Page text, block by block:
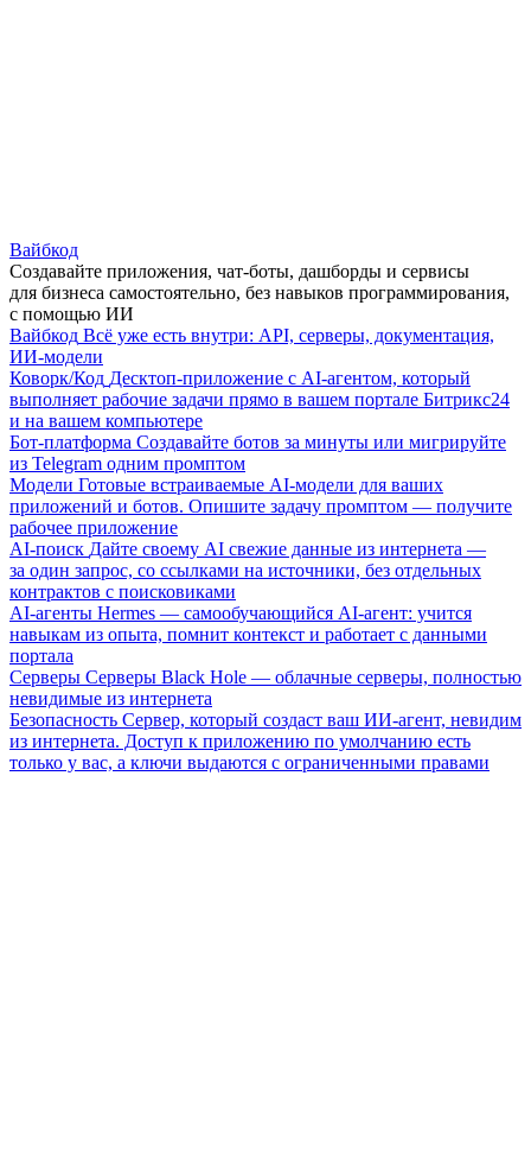
Вайбкод
Создавайте приложения, чат-боты, дашборды и сервисы
для бизнеса самостоятельно, без навыков программирования,
с помощью ИИ
Вайбкод Всё уже есть внутри: API, серверы, документация,
ИИ-модели
Коворк/Код Десктоп-приложение с AI-агентом, который
выполняет рабочие задачи прямо в вашем портале Битрикс24
и на вашем компьютере
Бот-платформа Создавайте ботов за минуты или мигрируйте
из Telegram одним промптом
Модели Готовые встраиваемые AI-модели для ваших
приложений и ботов. Опишите задачу промптом — получите
рабочее приложение
AI-поиск Дайте своему AI свежие данные из интернета —
за один запрос, со ссылками на источники, без отдельных
контрактов с поисковиками
AI-агенты Hermes — самообучающийся AI-агент: учится
навыкам из опыта, помнит контекст и работает с данными
портала
Серверы Серверы Black Hole — облачные серверы, полностью
невидимые из интернета
Безопасность Сервер, который создаст ваш ИИ-агент, невидим
из интернета. Доступ к приложению по умолчанию есть
только у вас, а ключи выдаются с ограниченными правами